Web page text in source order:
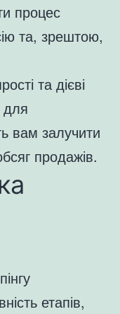
процес
та, зрештою,
та дієві
для
вам залучити
продажів.
етапів,